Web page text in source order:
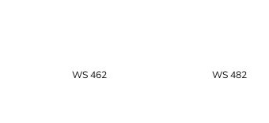
WS 462 WS 482